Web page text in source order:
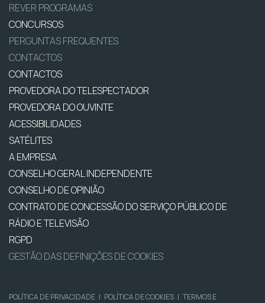
REVER PROGRAMAS
CONCURSOS
PERGUNTAS FREQUENTES
CONTACTOS
CONTACTOS
PROVEDORA DO TELESPECTADOR
PROVEDORA DO OUVINTE
ACESSIBILIDADES
SATÉLITES
A EMPRESA
CONSELHO GERAL INDEPENDENTE
CONSELHO DE OPINIÃO
CONTRATO DE CONCESSÃO DO SERVIÇO PÚBLICO DE
RÁDIO E TELEVISÃO
RGPD
GESTÃO DAS DEFINIÇÕES DE COOKIES
POLÍTICA DE PRIVACIDADE | POLÍTICA DE COOKIES | TERMOS E